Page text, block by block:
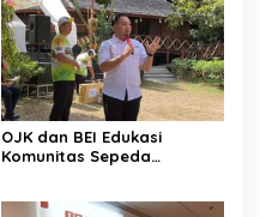
OJK dan BEI Edukasi
Komunitas Sepeda